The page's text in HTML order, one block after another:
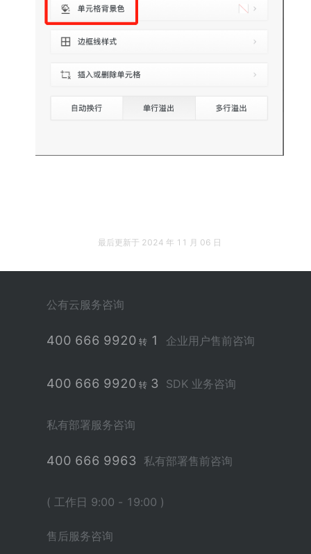
最后更新于 2024 年 11 月 06 日
公有云服务咨询
400 666 9920 转1 企业用户售前咨询
400 666 9920 转3 SDK 业务咨询
私有部署服务咨询
400 666 9963 私有部署售前咨询
( 工作日 9:00 - 19:00 )
售后服务咨询